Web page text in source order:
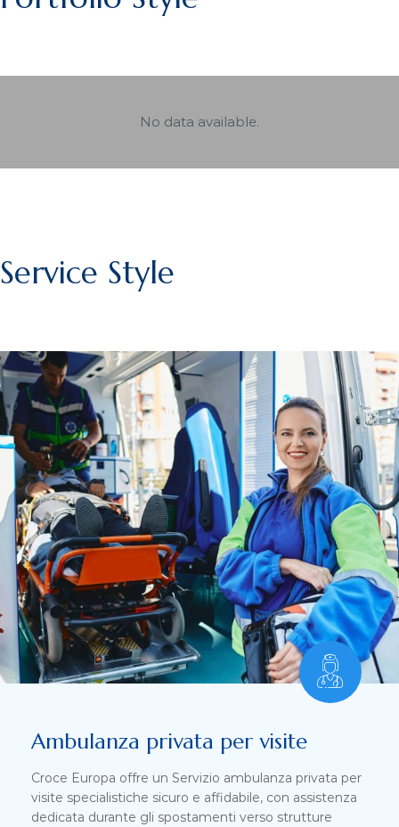
No data available.
Service Style
Ambulanza privata per visite
Croce Europa offre un Servizio ambulanza privata per
visite specialistiche sicuro e affidabile, con assistenza
dedicata durante gli spostamenti verso strutture